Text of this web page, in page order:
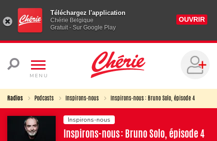
Téléchargez l'application
Chérie Belgique
Gratuit - Sur Google Play
OUVRIR
MENU
Radios Podcasts Inspirons-nous Inspirons-nous : Bruno Solo, épisode 4
Inspirons-nous
Inspirons-nous : Bruno Solo, épisode 4